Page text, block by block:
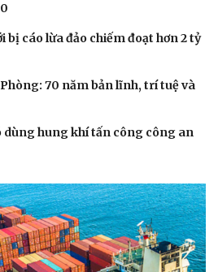
bị cáo lừa đảo chiếm đoạt hơn 2 tỷ
70 năm bản lĩnh, trí tuệ và
dùng hung khí tấn công công an